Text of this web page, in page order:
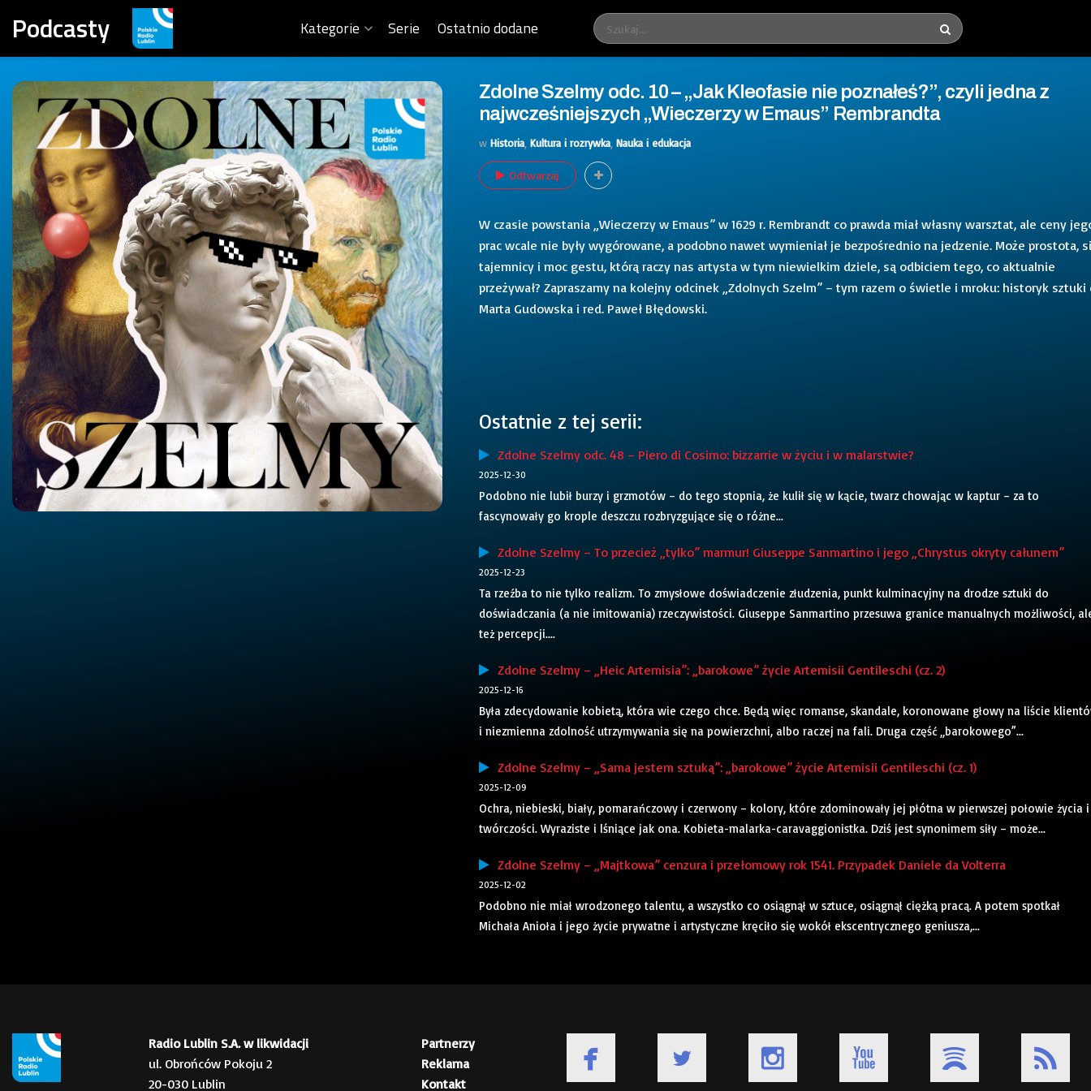
Podcasty Kategorie Serie Ostatnio dodane
Zdolne Szelmy odc. 10 – „Jak Kleofasie nie poznałeś?”, czyli jedna z
najwcześniejszych „Wieczerzy w Emaus” Rembrandta
w Historia Kultura i rozrywka Nauka i edukacja
Odtwarzaj
W czasie powstania „Wieczerzy w Emaus” w 1629 r. Rembrandt co prawda miał własny warsztat, ale ceny
prac wcale nie były wygórowane, a podobno nawet wymieniał je bezpośrednio na jedzenie. Może prostota,
tajemnicy i moc gestu, którą raczy nas artysta w tym niewielkim dziele, są odbiciem tego, co aktualnie
przeżywał? Zapraszamy na kolejny odcinek „Zdolnych Szelm” – tym razem o świetle i mroku: historyk sztuki
Marta Gudowska i red. Paweł Błędowski.
Ostatnie z tej serii:
Zdolne Szelmy odc. 48 – Piero di Cosimo: bizzarrie w życiu i w malarstwie?
2025-12-30
Podobno nie lubił burzy i grzmotów – do tego stopnia, że kulił się w kącie, twarz chowając w kaptur – za to
fascynowały go krople deszczu rozbryzgujące się o różne...
Zdolne Szelmy – To przecież „tylko” marmur! Giuseppe Sanmartino i jego „Chrystus okryty całunem”
2025-12-23
Ta rzeźba to nie tylko realizm. To zmysłowe doświadczenie złudzenia, punkt kulminacyjny na drodze sztuki do
doświadczania (a nie imitowania) rzeczywistości. Giuseppe Sanmartino przesuwa granice manualnych możliwości,
też percepcji....
Zdolne Szelmy – „Heic Artemisia”: „barokowe” życie Artemisii Gentileschi (cz. 2)
2025-12-16
Była zdecydowanie kobietą, która wie czego chce. Będą więc romanse, skandale, koronowane głowy na liście
i niezmienna zdolność utrzymywania się na powierzchni, albo raczej na fali. Druga część „barokowego”...
Zdolne Szelmy – „Sama jestem sztuką”: „barokowe” życie Artemisii Gentileschi (cz. 1)
2025-12-09
Ochra, niebieski, biały, pomarańczowy i czerwony – kolory, które zdominowały jej płótna w pierwszej połowie życia i
twórczości. Wyraziste i lśniące jak ona. Kobieta-malarka-caravaggionistka. Dziś jest synonimem siły – może...
Zdolne Szelmy – „Majtkowa” cenzura i przełomowy rok 1541. Przypadek Daniele da Volterra
2025-12-02
Podobno nie miał wrodzonego talentu, a wszystko co osiągnął w sztuce, osiągnął ciężką pracą. A potem spotkał
Michała Anioła i jego życie prywatne i artystyczne kręciło się wokół ekscentrycznego geniusza,...
Radio Lublin S.A. w likwidacji
ul. Obrońców Pokoju 2
20-030 Lublin
Partnerzy
Reklama
Kontakt